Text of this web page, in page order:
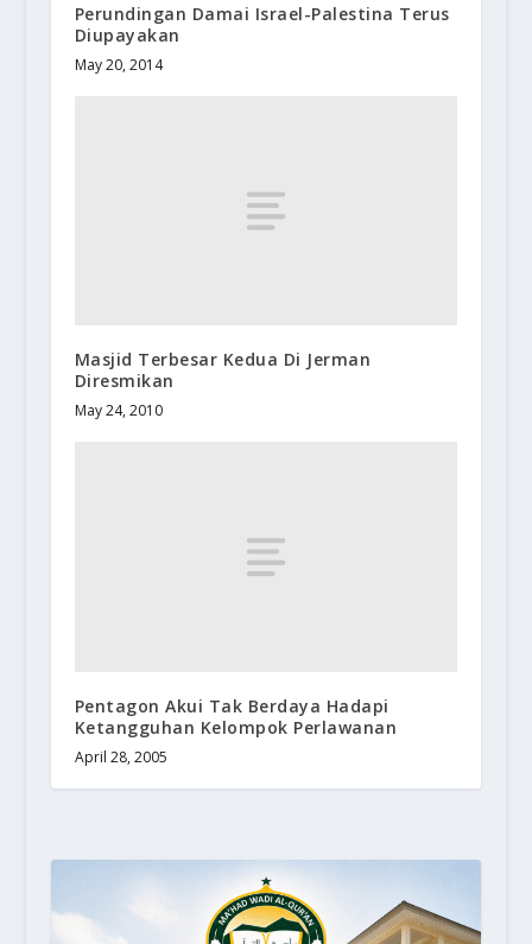
Perundingan Damai Israel-Palestina Terus
Diupayakan
May 20, 2014
Masjid Terbesar Kedua Di Jerman
Diresmikan
May 24, 2010
Pentagon Akui Tak Berdaya Hadapi
Ketangguhan Kelompok Perlawanan
April 28, 2005